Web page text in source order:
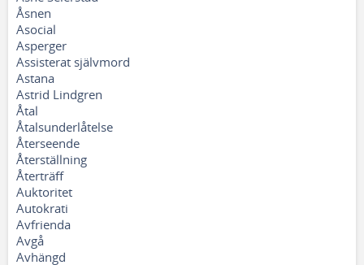
Åsnen
Asocial
Asperger
Assisterat självmord
Astana
Astrid Lindgren
Åtal
Åtalsunderlåtelse
Återseende
Återställning
Återträff
Auktoritet
Autokrati
Avfrienda
Avgå
Avhängd